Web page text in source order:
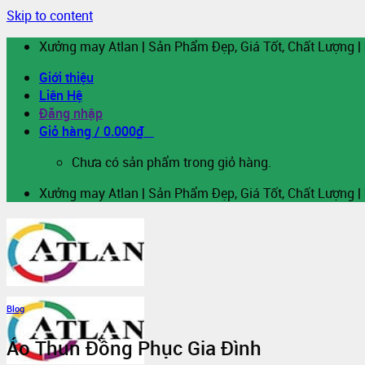
Skip to content
Xưởng may Atlan | Sản Phẩm Đẹp, Giá Tốt, Chất Lượng
Giới thiệu
Liên Hệ
Đăng nhập
Giỏ hàng / 0.000₫
Chưa có sản phẩm trong giỏ hàng.
Xưởng may Atlan | Sản Phẩm Đẹp, Giá Tốt, Chất Lượng
Blog
Áo Thun Đồng Phục Gia Đình